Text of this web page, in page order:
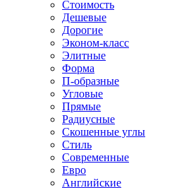
Стоимость
Дешевые
Дорогие
Эконом-класс
Элитные
Форма
П-образные
Угловые
Прямые
Радиусные
Скошенные углы
Стиль
Современные
Евро
Английские